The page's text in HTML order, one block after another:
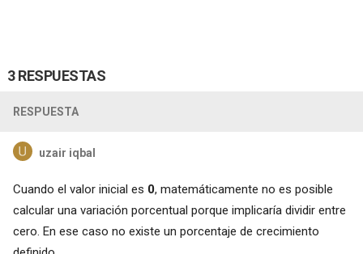
3 RESPUESTAS
RESPUESTA
uzair iqbal
Cuando el valor inicial es 0, matemáticamente no es posible
calcular una variación porcentual porque implicaría dividir entre
cero. En ese caso no existe un porcentaje de crecimiento